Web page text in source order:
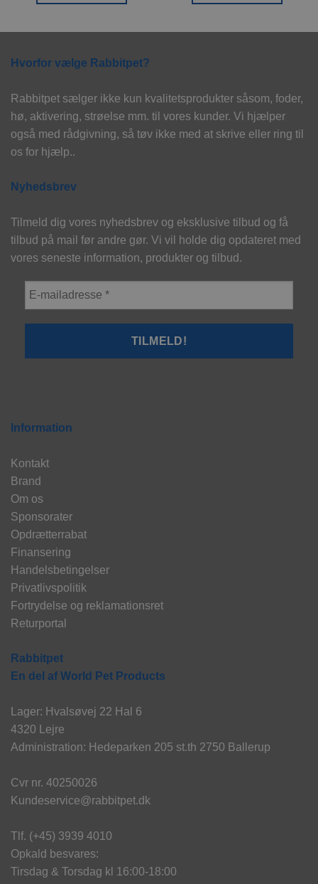
Hvorfor vælge Rabbitpet?
Rabbitpet sælger ikke kun kvalitetsprodukter såsom, foder,
hø, aktivering, strøelse mm. til vores kunder. Vi hjælper
også med rådgivning, så tøv ikke med at skrive eller ring til
os for hjælp..
Nyhedsbrev
Tilmeld dig vores nyhedsbrev og eksklusive tilbud og få
tilbud på mail før andre gør. Vi vil holde dig opdateret med
vores seneste information, produkter og tilbud.
Information
Kontakt
Brand
Om os
Sponsorater
Opdrætterrabat
Finansering
Handelsbetingelser
Privatlivspolitik
Fortrydelse og reklamationsret
Returportal
Rabbitpet
En del af World Pet Products
Lager: Hvalsøvej 22 Hal 6
4320 Lejre
Administration: Hedeparken 205 st.th 2750 Ballerup
Cvr nr. 40250026
Kundeservice@rabbitpet.dk
Tlf. (+45) 3939 4010
Opkald besvares:
Tirsdag & Torsdag kl 16:00-18:00